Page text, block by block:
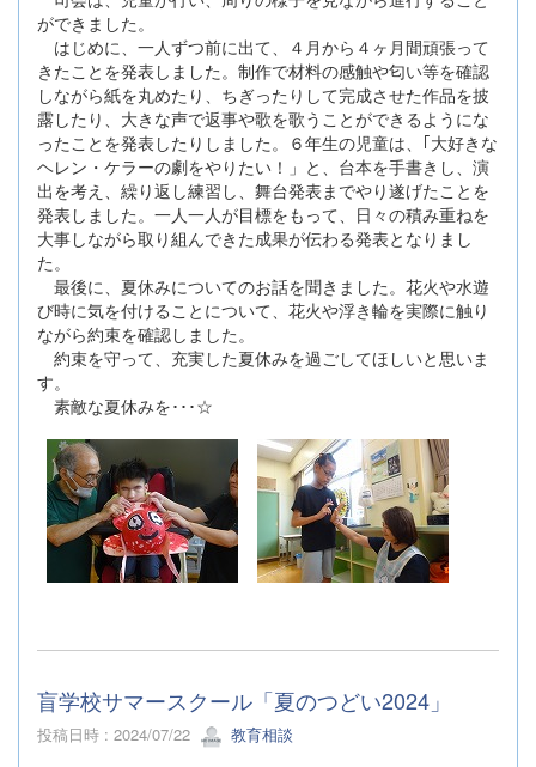
ができました。
はじめに、一人ずつ前に出て、４月から４ヶ月間頑張って
きたことを発表しました。制作で材料の感触や匂い等を確認
しながら紙を丸めたり、ちぎったりして完成させた作品を披
露したり、大きな声で返事や歌を歌うことができるようにな
ったことを発表したりしました。６年生の児童は、｢大好きな
ヘレン・ケラーの劇をやりたい！」と、台本を手書きし、演
出を考え、繰り返し練習し、舞台発表までやり遂げたことを
発表しました。一人一人が目標をもって、日々の積み重ねを
大事しながら取り組んできた成果が伝わる発表となりまし
た。
最後に、夏休みについてのお話を聞きました。花火や水遊
び時に気を付けることについて、花火や浮き輪を実際に触り
ながら約束を確認しました。
約束を守って、充実した夏休みを過ごしてほしいと思いま
す。
素敵な夏休みを･･･☆
盲学校サマースクール「夏のつどい2024」
投稿日時 : 2024/07/22 教育相談